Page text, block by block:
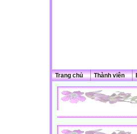
Trang chủ Thành viên